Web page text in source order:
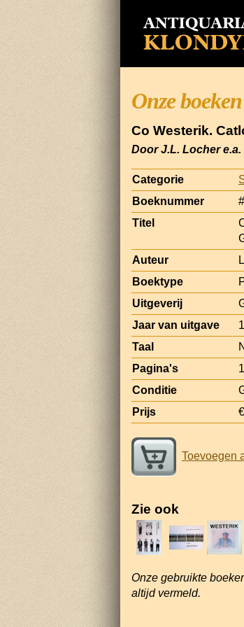
Onze boeken
Co Westerik.
Door J.L. Locher e.a.
Categorie
Boeknummer
Titel
Auteur
Boektype
Uitgeverij
Jaar van uitgave
Taal
Pagina's
Conditie
Prijs
Toevoegen
Zie ook
Onze gebruikte
altijd vermeld.